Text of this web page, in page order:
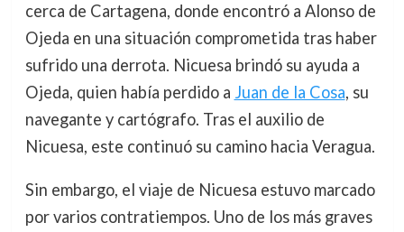
cerca de Cartagena, donde encontró a Alonso de
Ojeda en una situación comprometida tras haber
sufrido una derrota. Nicuesa brindó su ayuda a
Ojeda, quien había perdido a Juan de la Cosa, su
navegante y cartógrafo. Tras el auxilio de
Nicuesa, este continuó su camino hacia Veragua.
Sin embargo, el viaje de Nicuesa estuvo marcado
por varios contratiempos. Uno de los más graves